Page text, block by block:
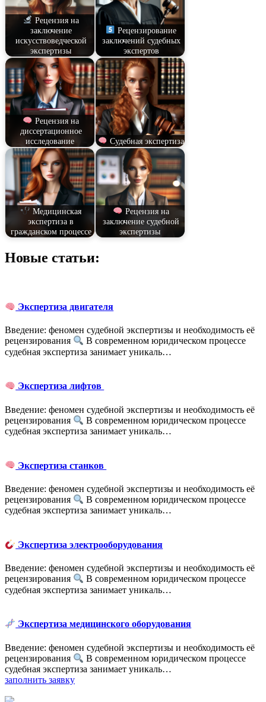
Рецензия на
заключение
искусствоведческой
экспертизы
Рецензирование
заключений судебных
экспертов
Рецензия на
диссертационное
исследование
Судебная экспертиза
Медицинская
экспертиза в
гражданском процессе
Рецензия на
заключение судебной
экспертизы
Новые статьи:
Экспертиза двигателя
Введение: феномен судебной экспертизы и необходимость её
рецензирования
В современном юридическом процессе
судебная экспертиза занимает уникаль…
Экспертиза лифтов
Введение: феномен судебной экспертизы и необходимость её
рецензирования
В современном юридическом процессе
судебная экспертиза занимает уникаль…
Экспертиза станков
Введение: феномен судебной экспертизы и необходимость её
рецензирования
В современном юридическом процессе
судебная экспертиза занимает уникаль…
Экспертиза электрооборудования
Введение: феномен судебной экспертизы и необходимость её
рецензирования
В современном юридическом процессе
судебная экспертиза занимает уникаль…
Экспертиза медицинского оборудования
Введение: феномен судебной экспертизы и необходимость её
рецензирования
В современном юридическом процессе
судебная экспертиза занимает уникаль…
заполнить заявку